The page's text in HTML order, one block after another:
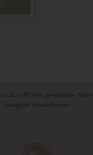
in Euro (€) inkl. gesetzlicher
zuzüglich Versandkosten.